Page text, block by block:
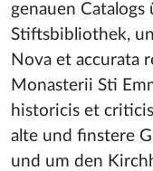
genauen
Stiftsbibliothek,
Nova et accurata
Monasterii Sti
historicis et
alte und finstere
und um den